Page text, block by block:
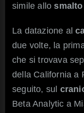
simile allo
La datazione al
due volte, la
che si trovava
della California a
seguito, sul
Beta Analytic a